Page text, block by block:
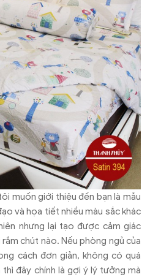
muốn giới thiệu đến bạn là mẫu
và họa tiết nhiều màu sắc khác
nhưng lại tạo được cảm giác
chút nào. Nếu phòng ngủ của
cách đơn giản, không có quá
đây chính là gợi ý lý tưởng mà